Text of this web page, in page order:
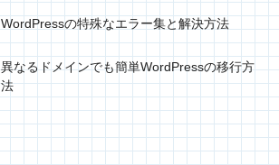
WordPressの特殊なエラー集と解決方法
異なるドメインでも簡単WordPressの移行方
法